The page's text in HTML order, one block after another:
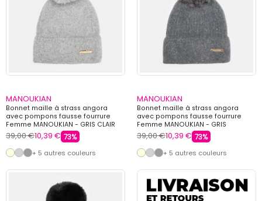
MANOUKIAN
Bonnet maille à strass angora
avec pompons fausse fourrure
Femme MANOUKIAN - GRIS CLAIR
39,00 €10,39 € 73%
+ 5 autres couleurs
MANOUKIAN
Bonnet maille à strass angora
avec pompons fausse fourrure
Femme MANOUKIAN - GRIS
39,00 €10,39 € 73%
+ 5 autres couleurs